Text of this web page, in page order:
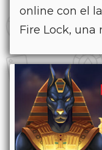
online con el
Fire Lock, una